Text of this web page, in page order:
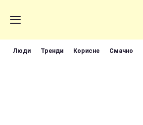
Люди Тренди Корисне Смачно